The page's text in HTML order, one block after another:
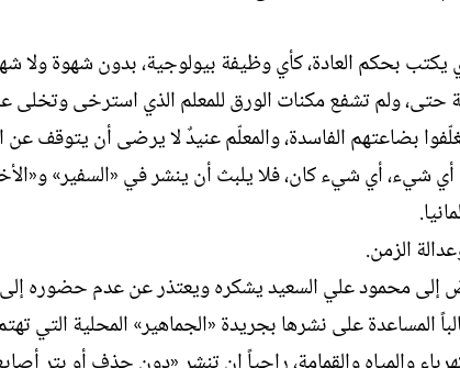
بحكم العادة، كأي وظيفة بيولوجية، بدون شهوة ولا
حتى، ولم تشفع مكنات الورق للمعلم الذي استرخى وتخلى
بضاعتهم الفاسدة، والمعلّم عنيدٌ لا يرضى أن يتوقف
شيء، أي شيء كان، فلا يلبث أن ينشر في «السفير»
الزمن.
يرسل رياض إلى محمود علي السعيد يشكره ويعتذر عن عدم
المساعدة على نشرها بجريدة «الجماهير» المحلية التي